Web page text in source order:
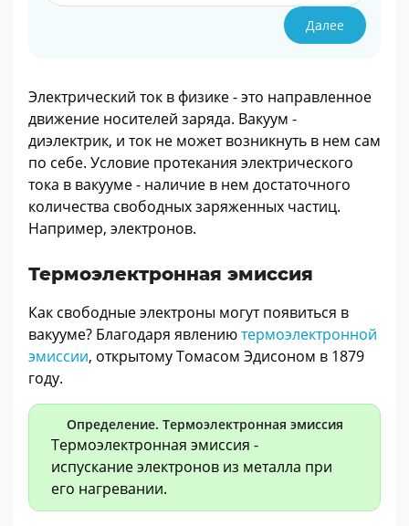
Далее
Электрический ток в физике - это направленное
движение носителей заряда. Вакуум -
диэлектрик, и ток не может возникнуть в нем сам
по себе. Условие протекания электрического
тока в вакууме - наличие в нем достаточного
количества свободных заряженных частиц.
Например, электронов.
Термоэлектронная эмиссия
Как свободные электроны могут появиться в
вакууме? Благодаря явлениютермоэлектронной
эмиссии, открытому Томасом Эдисоном в 1879
году.
Определение. Термоэлектронная эмиссия
Термоэлектронная эмиссия -
испускание электронов из металла при
его нагревании.